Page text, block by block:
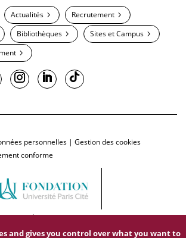
Actualités
Recrutement
Bibliothèques
Sites et Campus
personnelles | Gestion des cookies
conforme
and gives you control over what you want to